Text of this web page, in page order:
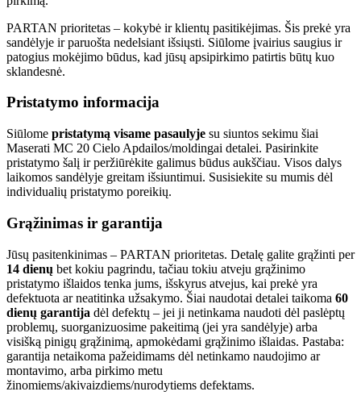
PARTAN prioritetas – kokybė ir klientų pasitikėjimas. Šis prekė yra
sandėlyje ir paruošta nedelsiant išsiųsti. Siūlome įvairius saugius ir
patogius mokėjimo būdus, kad jūsų apsipirkimo patirtis būtų kuo
sklandesnė.
Pristatymo informacija
Siūlome pristatymą visame pasaulyje su siuntos sekimu šiai
Maserati MC 20 Cielo Apdailos/moldingai detalei. Pasirinkite
pristatymo šalį ir peržiūrėkite galimus būdus aukščiau. Visos dalys
laikomos sandėlyje greitam išsiuntimui. Susisiekite su mumis dėl
individualių pristatymo poreikių.
Grąžinimas ir garantija
Jūsų pasitenkinimas – PARTAN prioritetas. Detalę galite grąžinti per
14 dienų bet kokiu pagrindu, tačiau tokiu atveju grąžinimo
pristatymo išlaidos tenka jums, išskyrus atvejus, kai prekė yra
defektuota ar neatitinka užsakymo. Šiai naudotai detalei taikoma 60
dienų garantija dėl defektų – jei ji netinkama naudoti dėl paslėptų
problemų, suorganizuosime pakeitimą (jei yra sandėlyje) arba
visišką pinigų grąžinimą, apmokėdami grąžinimo išlaidas. Pastaba:
garantija netaikoma pažeidimams dėl netinkamo naudojimo ar
montavimo, arba pirkimo metu
žinomiems/akivaizdiems/nurodytiems defektams.